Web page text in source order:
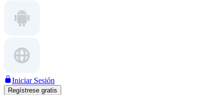
Iniciar Sesión
Regístrese gratis